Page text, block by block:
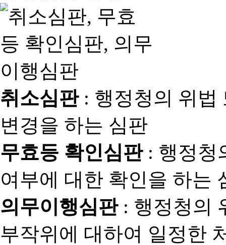
취소심판: 행정청의 위법
변경을 하는 심판
무효등 확인심판: 행정청
여부에 대한 확인을 하는
의무이행심판: 행정청의
부작위에 대하여 일정한